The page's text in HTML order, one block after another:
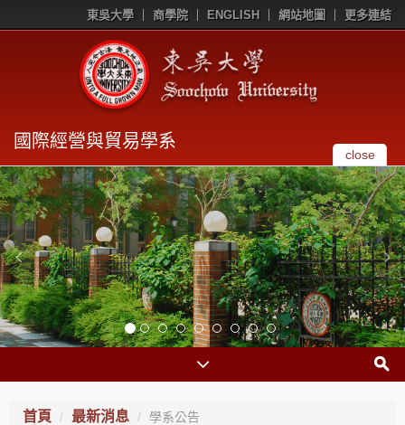
東吳大學 商學院 ENGLISH 網站地圖 更多連結
國際經營與貿易學系
close
首頁 最新消息 學系公告